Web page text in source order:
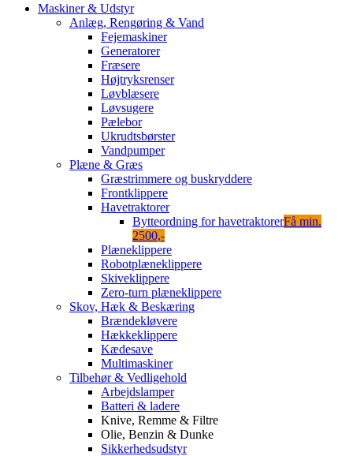
Maskiner & Udstyr
Anlæg, Rengøring & Vand
Fejemaskiner
Generatorer
Fræsere
Højtryksrenser
Løvblæsere
Løvsugere
Pælebor
Ukrudtsbørster
Vandpumper
Plæne & Græs
Græstrimmere og buskryddere
Frontklippere
Havetraktorer
Bytteordning for havetraktorerFå min.
2500,-
Plæneklippere
Robotplæneklippere
Skiveklippere
Zero-turn plæneklippere
Skov, Hæk & Beskæring
Brændekløvere
Hækkeklippere
Kædesave
Multimaskiner
Tilbehør & Vedligehold
Arbejdslamper
Batteri & ladere
Knive, Remme & Filtre
Olie, Benzin & Dunke
Sikkerhedsudstyr